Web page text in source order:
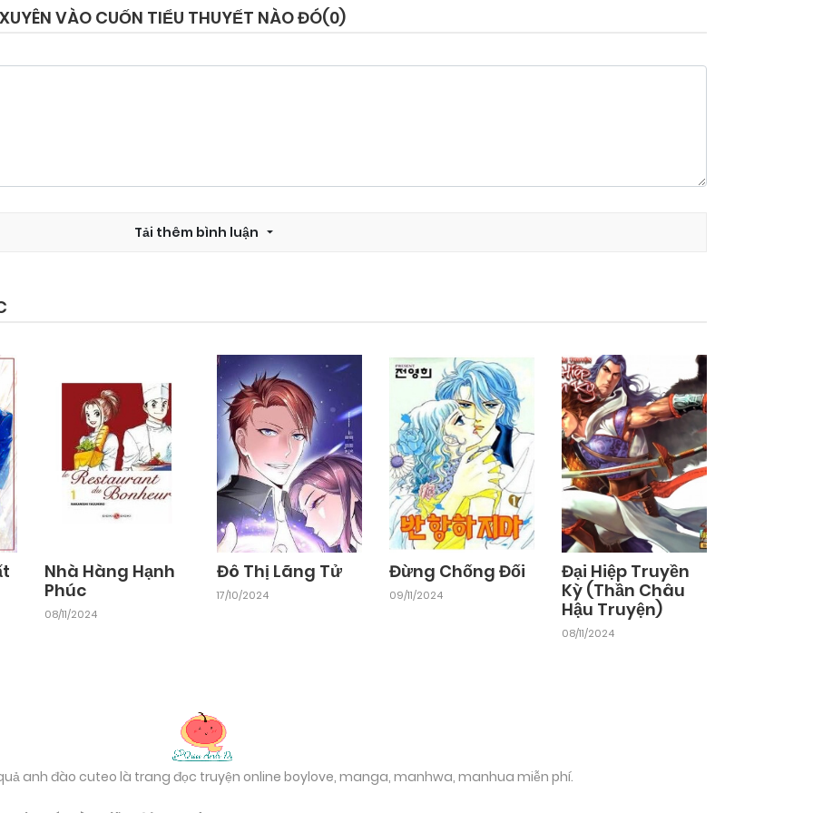
Chapter 4
VÀO CUỐN TIỂU THUYẾT NÀO ĐÓ(0)
Tải thêm bình luận
Nhà Hàng Hạnh
Phúc
08/11/2024
Đô Thị Lãng Tử
17/10/2024
Đừng Chống Đối
09/11/2024
Đại Hiệp Truyền
Kỳ (Thần Châu
Hậu Truyện)
08/11/2024
anh đào cuteo là trang đọc truyện online boylove, manga, manhwa, manhua miễn phí.